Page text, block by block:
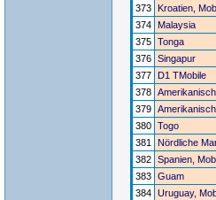
373 Kroatien,
374 Malaysia
375 Tonga
376 Singapur
377 D1 TMobile
378
379
380 Togo
381
Nördliche
382 Spanien,
383 Guam
384 Uruguay,